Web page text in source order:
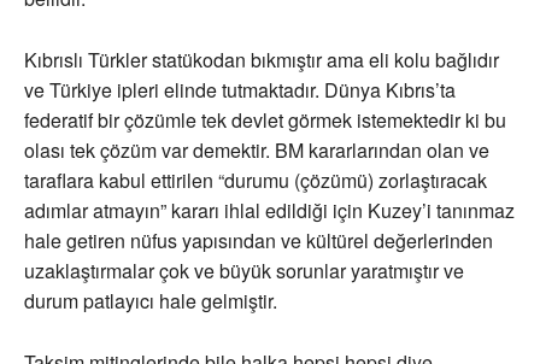
Kıbrıslı Türkler statükodan bıkmıştır ama eli kolu bağlıdır
ve Türkiye ipleri elinde tutmaktadır. Dünya Kıbrıs’ta
federatif bir çözümle tek devlet görmek istemektedir ki bu
olası tek çözüm var demektir. BM kararlarından olan ve
taraflara kabul ettirilen “durumu (çözümü) zorlaştıracak
adımlar atmayın” kararı ihlal edildiği için Kuzey’i tanınmaz
hale getiren nüfus yapısından ve kültürel değerlerinden
uzaklaştırmalar çok ve büyük sorunlar yaratmıştır ve
durum patlayıcı hale gelmiştir.